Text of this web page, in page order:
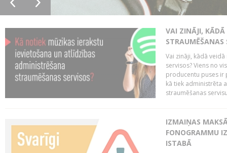
VAI ZINĀJI,
STRAUMĒŠANAS
Vai zināji, kādā
servisos? Viens no
producentu puses ir
kā tiek administrēta
straumēšanas
IZMAIŅAS
FONOGRAMMU
ISTABĀ